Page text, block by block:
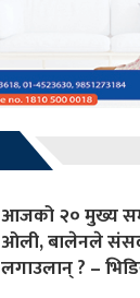
आजको २० मुख्य
ओली, बालेनले
लगाउलान् ? –